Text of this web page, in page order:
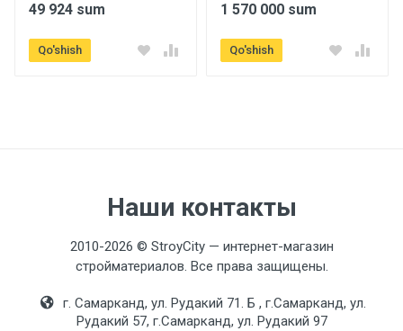
49 924 sum
Qo'shish
1 570 000 sum
Qo'shish
Наши контакты
2010-2026 © StroyCity — интернет-магазин
стройматериалов. Все права защищены.
г. Самарканд, ул. Рудакий 71. Б , г.Самарканд, ул.
Рудакий 57, г.Самарканд, ул. Рудакий 97